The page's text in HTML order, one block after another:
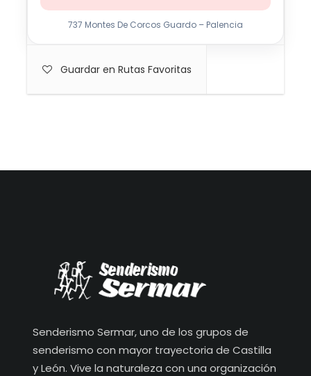
737 Montes De Corcos Guardo – Palencia
Guardar en Rutas Favoritas
Senderismo Sermar, uno de los grupos de
senderismo con mayor trayectoria de Castilla
y León. Vive la naturaleza con una organización